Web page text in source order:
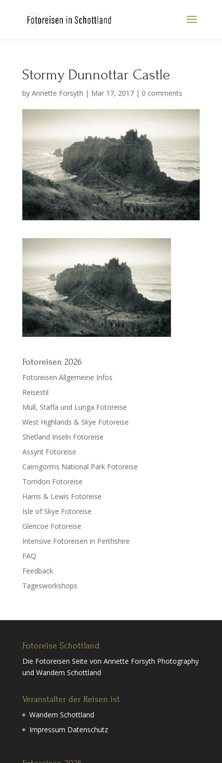
Stormy Dunnottar Castle
by Annette Forsyth | Mar 17, 2017| 0 comments
Fotoreisen 2026
Fotoreisen Allgemeine Infos
Reisestil
Mull, Staffa und Lunga Fotoreise
West Highlands & Skye Fotoreise
Shetland Inseln Fotoreise
Assynt Fotoreise
Cairngorms National Park Fotoreise
Torridon Fotoreise
Harris & Lewis Fotoreise
Isle of Skye Fotoreise
Glencoe Fotoreise
Intensive Fotoreisen in Perthshire
FAQ
Feedback
Tagesworkshops
Fotoreise Schottland
Die Fotoreisen Seite von Annette Forsyth Photography
und Wandern Schottland
Veranstalter der Reisen ist
Wandern Schottland
Impressum Datenschutz